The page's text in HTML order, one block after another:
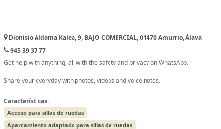
Dionisio Aldama Kalea, 9, BAJO COMERCIAL, 01470 Amurrio, Álava
945 39 37 77
Get help with anything, all with the safety and privacy on WhatsApp.
Share your everyday with photos, videos and voice notes.
Características:
Acceso para sillas de ruedas
Aparcamiento adaptado para sillas de ruedas